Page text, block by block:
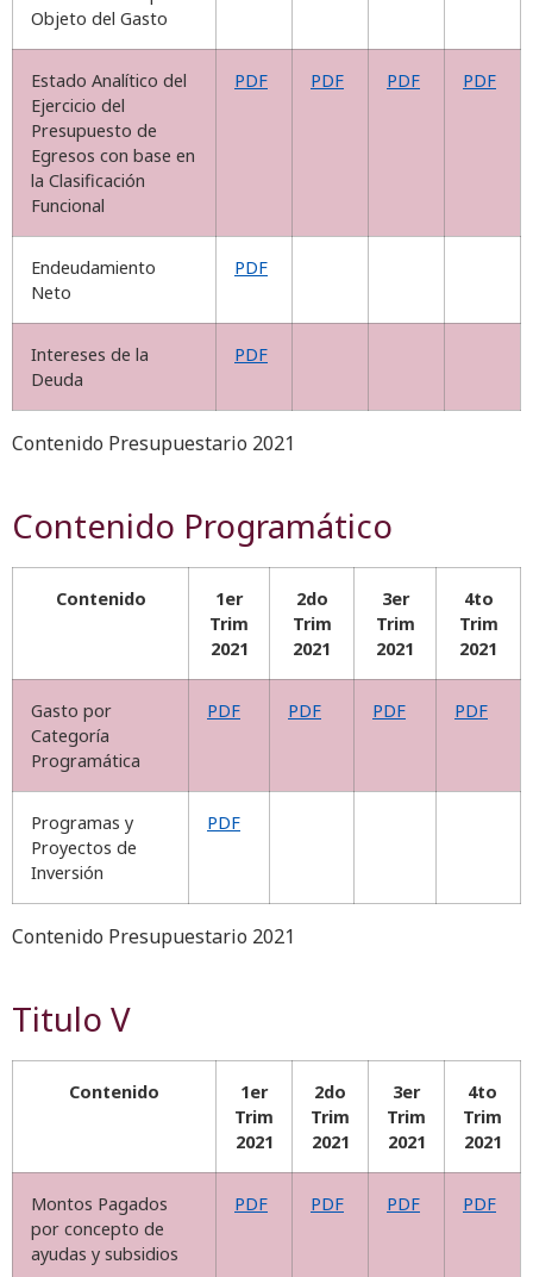
Objeto del Gasto
Estado Analítico del
Ejercicio del
Presupuesto de
Egresos con base en
la Clasificación
Funcional
PDF PDF PDF PDF
Endeudamiento
Neto
PDF
Intereses de la
Deuda
PDF
Contenido Presupuestario 2021
Contenido Programático
Contenido
1er
Trim
2021
2do
Trim
2021
3er
Trim
2021
4to
Trim
2021
Gasto por
Categoría
Programática
PDF PDF PDF PDF
Programas y
Proyectos de
Inversión
PDF
Contenido Presupuestario 2021
Titulo V
Contenido
1er
Trim
2021
2do
Trim
2021
3er
Trim
2021
4to
Trim
2021
Montos Pagados
por concepto de
ayudas y subsidios
PDF PDF PDF PDF